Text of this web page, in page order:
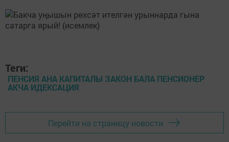
Теги:
ПЕНСИЯ АНА КАПИТАЛЫ ЗАКОН БАЛА ПЕНСИОНЕР
АКЧА ИДЕКСАЦИЯ
Перейти на страницу новости